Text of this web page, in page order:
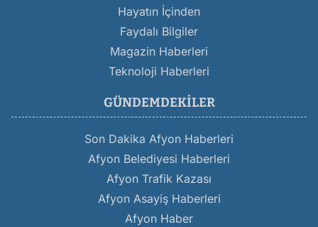
Hayatın İçinden
Faydalı Bilgiler
Magazin Haberleri
Teknoloji Haberleri
GÜNDEMDEKILER
Son Dakika Afyon Haberleri
Afyon Belediyesi Haberleri
Afyon Trafik Kazası
Afyon Asayiş Haberleri
Afyon Haber